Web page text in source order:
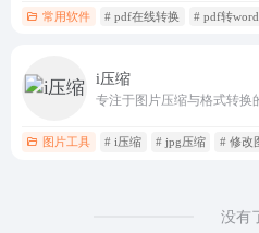
常用软件 # pdf在线转换 # pdf转
i压缩
专注于图片压缩与格式转换
图片工具 # i压缩 # jpg压缩 # 修改
没有